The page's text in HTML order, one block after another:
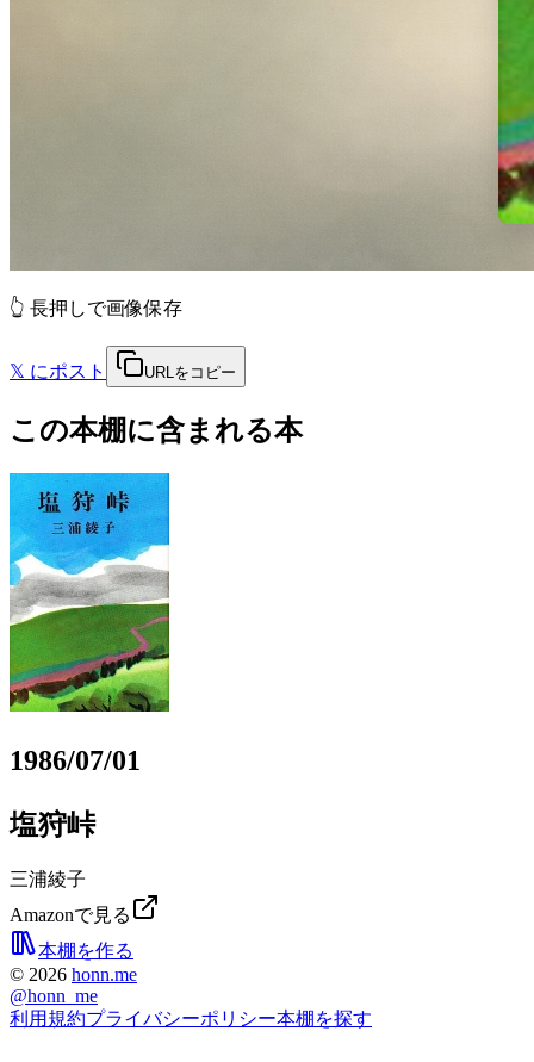
👆 長押しで画像保存
𝕏 にポスト URLをコピー
この本棚に含まれる本
1986/07/01
塩狩峠
三浦綾子
Amazonで見る
本棚を作る
© 2026 honn.me
@honn_me
利用規約プライバシーポリシー本棚を探す